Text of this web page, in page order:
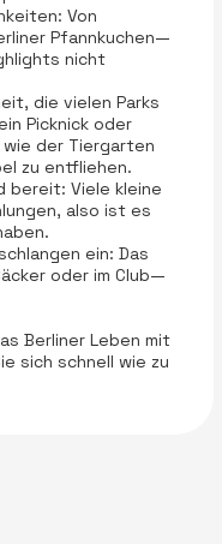
Von
Pfannkuchen—
nicht
die vielen Parks
Picknick oder
wie der Tiergarten
zu entfliehen.
bereit: Viele kleine
also ist es
ein: Das
oder im Club—
Berliner Leben mit
sich schnell wie zu